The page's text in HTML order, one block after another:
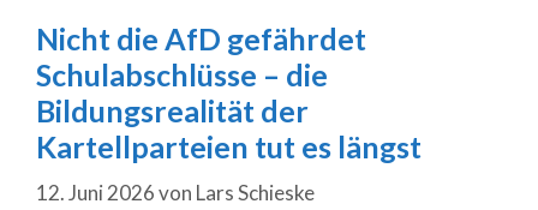
Nicht die AfD gefährdet
Schulabschlüsse – die
Bildungsrealität der
Kartellparteien tut es längst
12. Juni 2026von Lars Schieske